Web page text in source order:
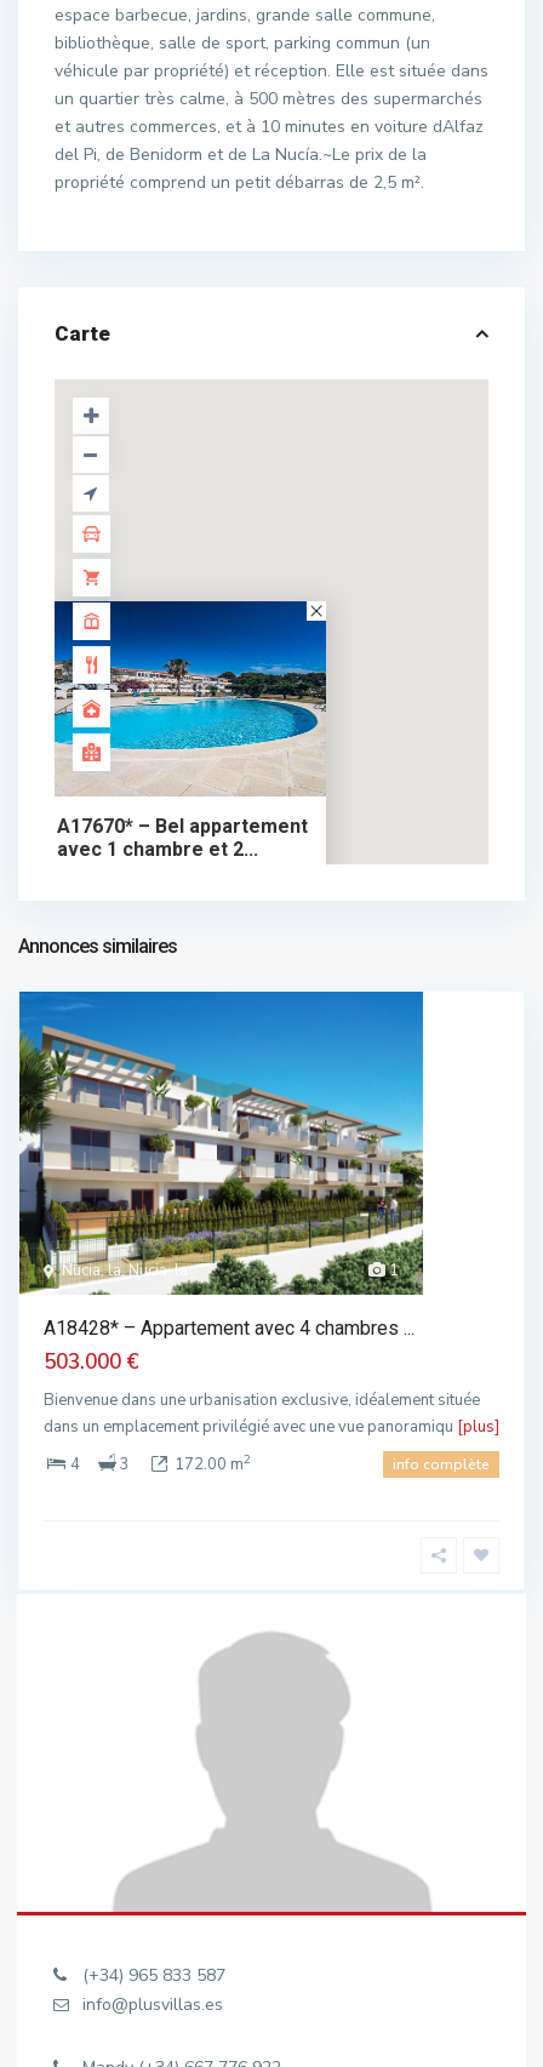
espace barbecue, jardins, grande salle commune,
bibliothèque, salle de sport, parking commun (un
véhicule par propriété) et réception. Elle est située dans
un quartier très calme, à 500 mètres des supermarchés
et autres commerces, et à 10 minutes en voiture dAlfaz
del Pi, de Benidorm et de La Nucía.~Le prix de la
propriété comprend un petit débarras de 2,5 m².
Carte
250.000 €
A17670* – Bel appartement
avec 1 chambre et 2...
250.000 €
Annonces similaires
1
Nucia, la, Nucia, la
A18428* – Appartement avec 4 chambres ...
503.000 €
Bienvenue dans une urbanisation exclusive, idéalement située
dans un emplacement privilégié avec une vue panoramiqu [plus]
4
3 172.00 m2 info complète
(+34) 965 833 587
info@plusvillas.es